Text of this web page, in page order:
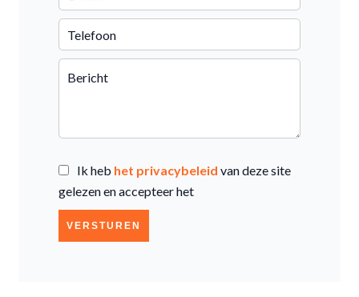
Ik heb het privacybeleid van deze site
gelezen en accepteer het
VERSTUREN